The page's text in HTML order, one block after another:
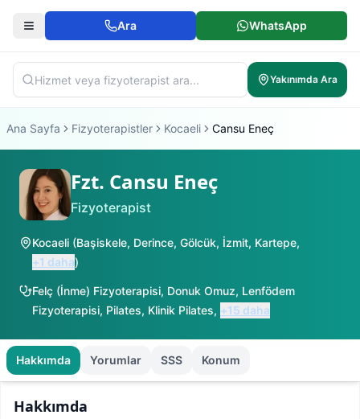
Ara WhatsApp
Yakınımda Ara
Ana Sayfa Fizyoterapistler Kocaeli Cansu Eneç
Fzt. Cansu Eneç
Fizyoterapist
Kocaeli (Başiskele, Derince, Gölcük, İzmit, Kartepe,
+1 daha)
Felç (İnme) Fizyoterapisi, Donuk Omuz, Lenfödem
Fizyoterapisi, Pilates, Klinik Pilates, +15 daha
Hakkımda Yorumlar SSS Konum
Hakkımda